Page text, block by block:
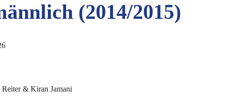
(2014/2015)
& Kiran Jamani